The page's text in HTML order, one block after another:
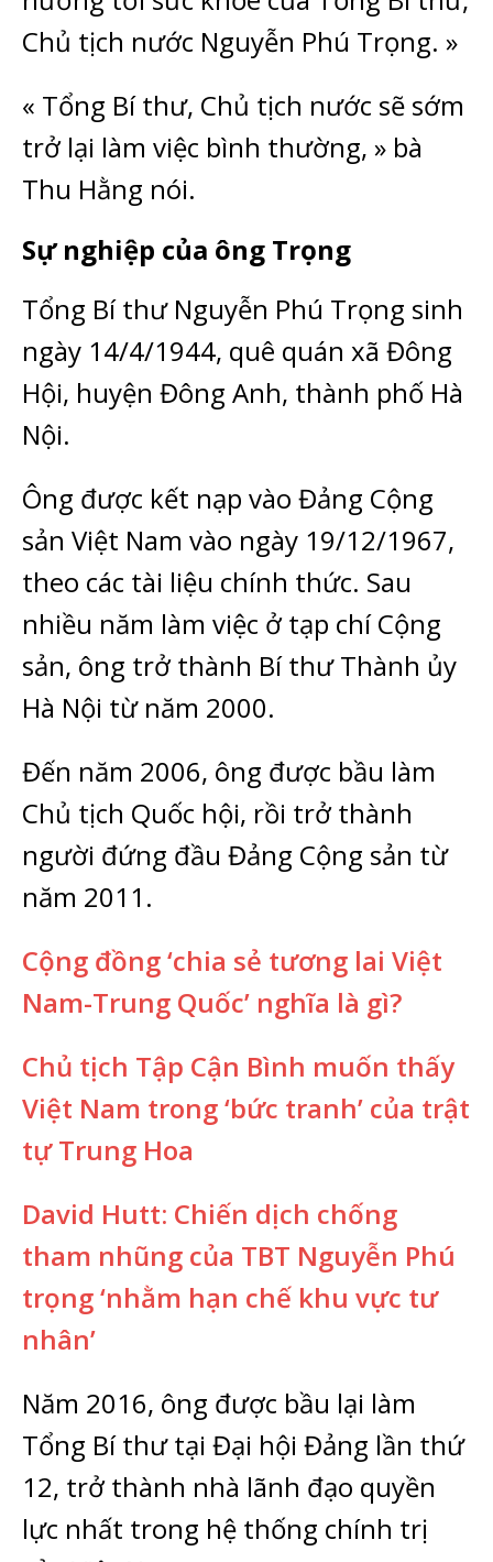
Chủ tịch nước Nguyễn Phú Trọng. »
« Tổng Bí thư, Chủ tịch nước sẽ sớm
trở lại làm việc bình thường, » bà
Thu Hằng nói.
Sự nghiệp của ông Trọng
Tổng Bí thư Nguyễn Phú Trọng sinh
ngày 14/4/1944, quê quán xã Đông
Hội, huyện Đông Anh, thành phố Hà
Nội.
Ông được kết nạp vào Đảng Cộng
sản Việt Nam vào ngày 19/12/1967,
theo các tài liệu chính thức. Sau
nhiều năm làm việc ở tạp chí Cộng
sản, ông trở thành Bí thư Thành ủy
Hà Nội từ năm 2000.
Đến năm 2006, ông được bầu làm
Chủ tịch Quốc hội, rồi trở thành
người đứng đầu Đảng Cộng sản từ
năm 2011.
Cộng đồng ‘chia sẻ tương lai Việt
Nam-Trung Quốc’ nghĩa là gì?
Chủ tịch Tập Cận Bình muốn thấy
Việt Nam trong ‘bức tranh’ của trật
tự Trung Hoa
David Hutt: Chiến dịch chống
tham nhũng của TBT Nguyễn Phú
trọng ‘nhằm hạn chế khu vực tư
nhân’
Năm 2016, ông được bầu lại làm
Tổng Bí thư tại Đại hội Đảng lần thứ
12, trở thành nhà lãnh đạo quyền
lực nhất trong hệ thống chính trị